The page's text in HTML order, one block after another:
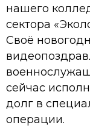
нашего
сектора
Своё
сейчас
долг в
операции.